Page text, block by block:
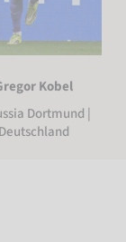
Kobel
Dortmund |
Deutschland